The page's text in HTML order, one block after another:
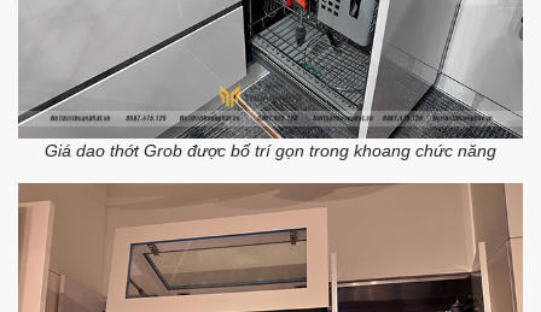
Giá dao thớt Grob được bố trí gọn trong khoang chức năng